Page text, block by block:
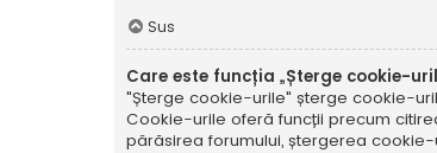
Sus
Care este funcția „Șterge cookie-
"Șterge cookie-urile" șterge cookie-
Cookie-urile oferă funcții precum
părăsirea forumului, ștergerea